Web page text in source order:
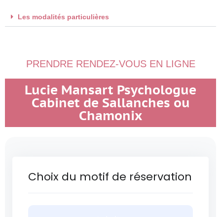
Les modalités particulières
PRENDRE RENDEZ-VOUS EN LIGNE
Lucie Mansart Psychologue
Cabinet de Sallanches ou
Chamonix